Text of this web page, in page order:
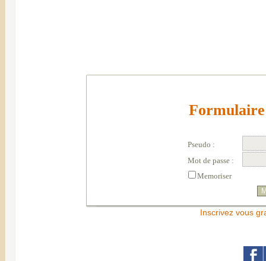
Pseudo :
Mot de passe :
Memoriser
Inscrivez vous